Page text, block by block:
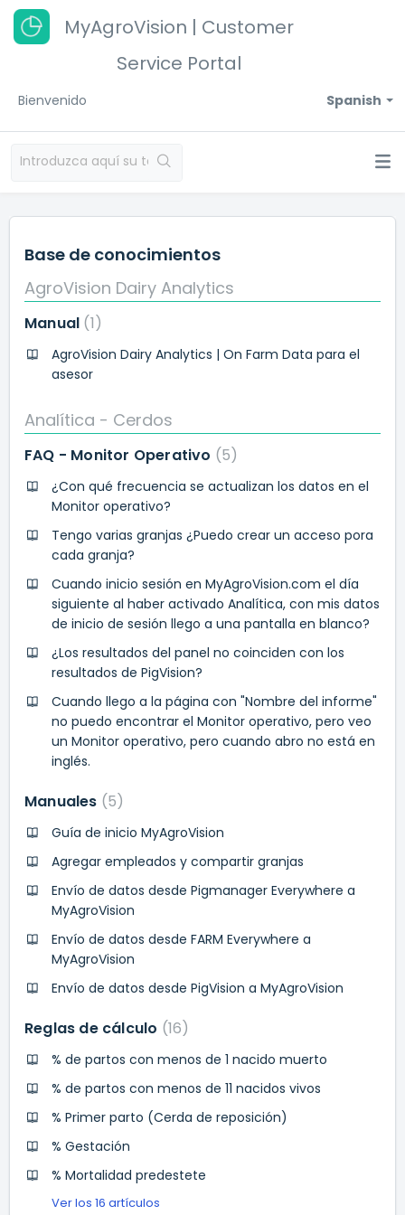
MyAgroVision | Customer
Service Portal
Spanish
Bienvenido
Base de conocimientos
AgroVision Dairy Analytics
Manual 1
AgroVision Dairy Analytics | On Farm Data para el
asesor
Analítica - Cerdos
FAQ - Monitor Operativo 5
¿Con qué frecuencia se actualizan los datos en el
Monitor operativo?
Tengo varias granjas ¿Puedo crear un acceso pora
cada granja?
Cuando inicio sesión en MyAgroVision.com el día
siguiente al haber activado Analítica, con mis datos
de inicio de sesión llego a una pantalla en blanco?
¿Los resultados del panel no coinciden con los
resultados de PigVision?
Cuando llego a la página con "Nombre del informe"
no puedo encontrar el Monitor operativo, pero veo
un Monitor operativo, pero cuando abro no está en
inglés.
Manuales 5
Guía de inicio MyAgroVision
Agregar empleados y compartir granjas
Envío de datos desde Pigmanager Everywhere a
MyAgroVision
Envío de datos desde FARM Everywhere a
MyAgroVision
Envío de datos desde PigVision a MyAgroVision
Reglas de cálculo 16
% de partos con menos de 1 nacido muerto
% de partos con menos de 11 nacidos vivos
% Primer parto (Cerda de reposición)
% Gestación
% Mortalidad predestete
Ver los 16 artículos